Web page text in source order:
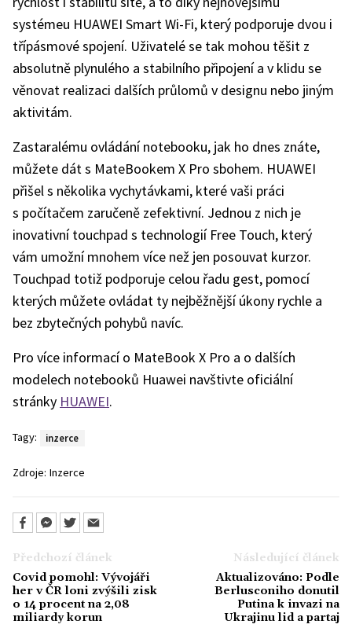
systémeu HUAWEI Smart Wi-Fi, který podporuje dvou i
třípásmové spojení. Uživatelé se tak mohou těšit z
absolutně plynulého a stabilního připojení a v klidu se
věnovat realizaci dalších průlomů v designu nebo jiným
aktivitám.
Zastaralému ovládání notebooku, jak ho dnes znáte,
můžete dát s MateBookem X Pro sbohem. HUAWEI
přišel s několika vychytávkami, které vaši práci
s počítačem zaručeně zefektivní. Jednou z nich je
inovativní touchpad s technologií Free Touch, který
vám umožní mnohem více než jen posouvat kurzor.
Touchpad totiž podporuje celou řadu gest, pomocí
kterých můžete ovládat ty nejběžnější úkony rychle a
bez zbytečných pohybů navíc.
Pro více informací o MateBook X Pro a o dalších
modelech notebooků Huawei navštivte oficiální
stránky HUAWEI.
Tagy: inzerce
Zdroje: Inzerce
Předchozí článek
Covid pomohl: Vývojáři
her v ČR loni zvýšili zisk
o 14 procent na 2,08
miliardy korun
Následující článek
Aktualizováno: Podle
Berlusconiho donutil
Putina k invazi na
Ukrajinu lid a partaj